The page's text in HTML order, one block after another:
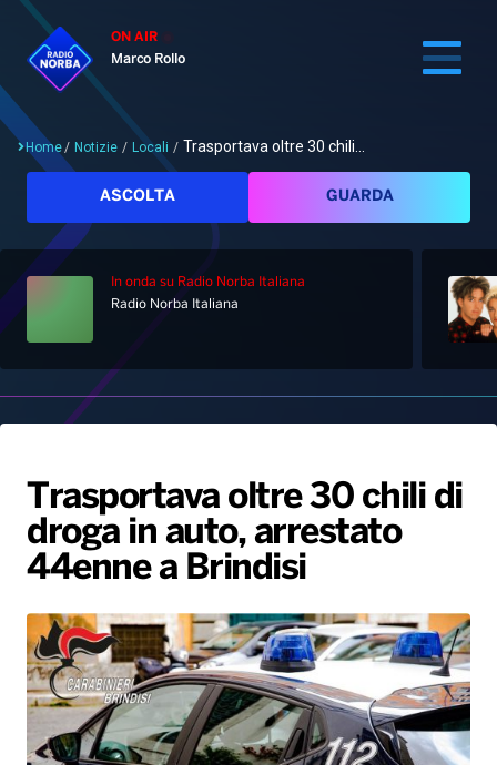
ON AIR
Marco Rollo
Cerca
Home
Palinsesto
Hit Dance
Giochi&Concorsi
PALATOUR
Notizie
Locali
Musica e Spettacolo
Sport
Radio Norba Consiglia
Leggerissime
Playlist
Generale
Notiziario
Interviste
Oroscopo
Speciale Astrabilia 2026
Gallery
Radio Norba News TV
Voce al Bari
Battiti Live 2026
Gallery
Home/ Notizie / Locali / Trasportava oltre 30 chili...
ASCOLTA GUARDA
In onda su Radio Norba Italiana
Radio Norba Italiana
Trasportava oltre 30 chili di
droga in auto, arrestato
44enne a Brindisi